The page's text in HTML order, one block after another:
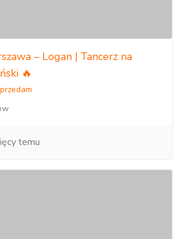
– Logan | Tancerz na
🔥
temu